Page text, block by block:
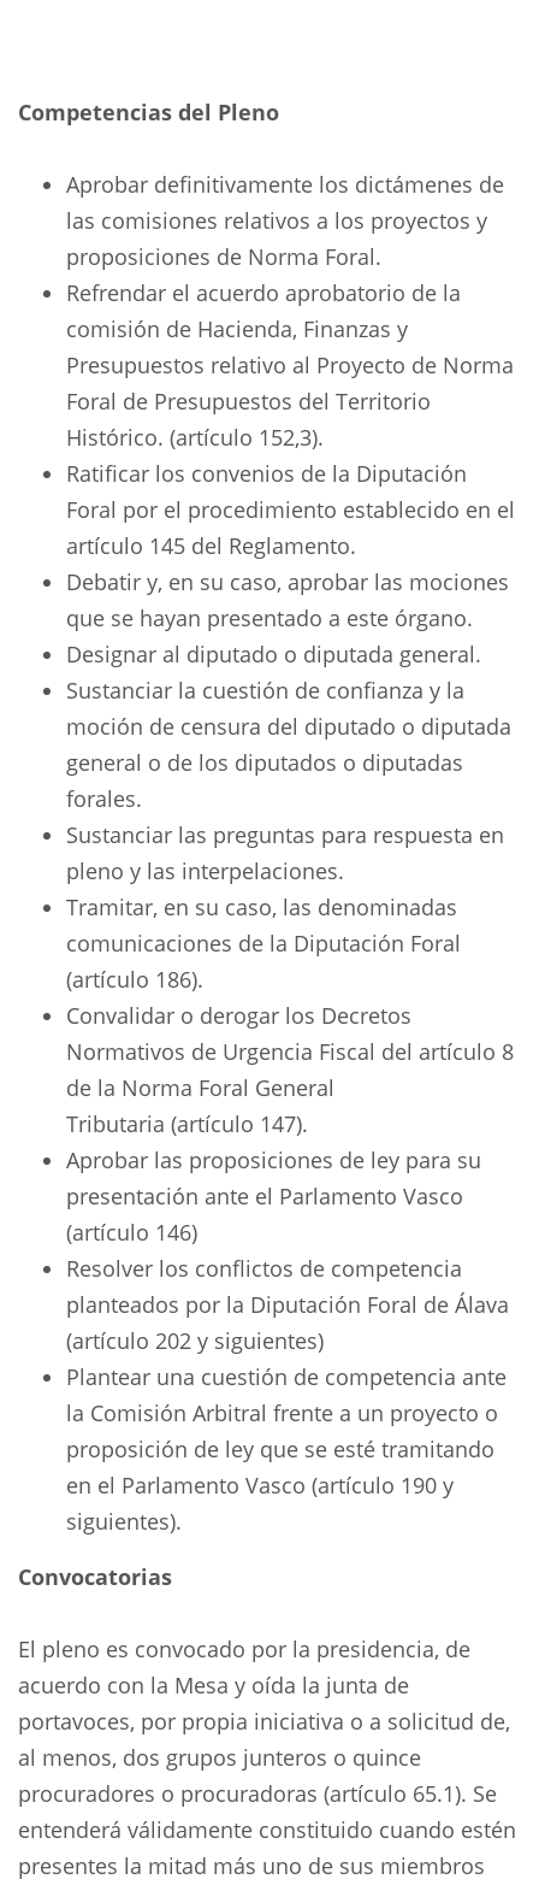
Competencias del Pleno
Aprobar definitivamente los dictámenes de
las comisiones relativos a los proyectos y
proposiciones de Norma Foral.
Refrendar el acuerdo aprobatorio de la
comisión de Hacienda, Finanzas y
Presupuestos relativo al Proyecto de Norma
Foral de Presupuestos del Territorio
Histórico. (artículo 152,3).
Ratificar los convenios de la Diputación
Foral por el procedimiento establecido en el
artículo 145 del Reglamento.
Debatir y, en su caso, aprobar las mociones
que se hayan presentado a este órgano.
Designar al diputado o diputada general.
Sustanciar la cuestión de confianza y la
moción de censura del diputado o diputada
general o de los diputados o diputadas
forales.
Sustanciar las preguntas para respuesta en
pleno y las interpelaciones.
Tramitar, en su caso, las denominadas
comunicaciones de la Diputación Foral
(artículo 186).
Convalidar o derogar los Decretos
Normativos de Urgencia Fiscal del artículo 8
de la Norma Foral General
Tributaria (artículo 147).
Aprobar las proposiciones de ley para su
presentación ante el Parlamento Vasco
(artículo 146)
Resolver los conflictos de competencia
planteados por la Diputación Foral de Álava
(artículo 202 y siguientes)
Plantear una cuestión de competencia ante
la Comisión Arbitral frente a un proyecto o
proposición de ley que se esté tramitando
en el Parlamento Vasco (artículo 190 y
siguientes).
Convocatorias
El pleno es convocado por la presidencia, de
acuerdo con la Mesa y oída la junta de
portavoces, por propia iniciativa o a solicitud de,
al menos, dos grupos junteros o quince
procuradores o procuradoras (artículo 65.1). Se
entenderá válidamente constituido cuando estén
presentes la mitad más uno de sus miembros